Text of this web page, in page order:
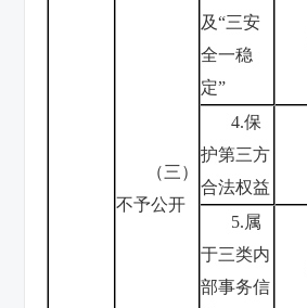
（三）
不予公开
及“三安
全一稳
定”
4.保
护第三方
合法权益
5.属
于三类内
部事务信